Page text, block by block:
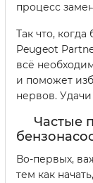
процесс
Так что,
Peugeot
всё
и поможет
нервов.
Частые
Во-первых,
тем как